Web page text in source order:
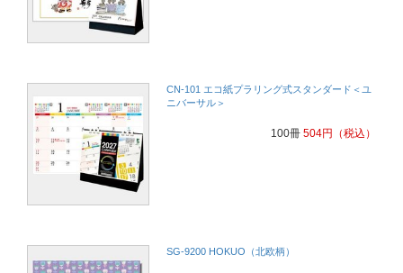
CN-101 エコ紙プラリング式スタンダード＜ユ
ニバーサル＞
100冊 504円 （税込）
SG-9200 HOKUO（北欧柄）